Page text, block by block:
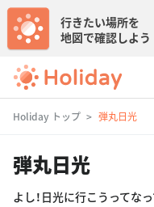
行きたい場所を
地図で確認しよう
Holiday トップ 弾丸日光
弾丸日光
よし！日光に行こうってな